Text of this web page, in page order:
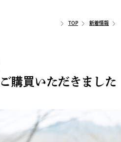
TOP 新着情報
購買いただきました